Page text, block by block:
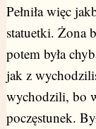
Pełniła więc
statuetki. Żona
potem była
jak z
wychodzili, bo
poczęstunek.